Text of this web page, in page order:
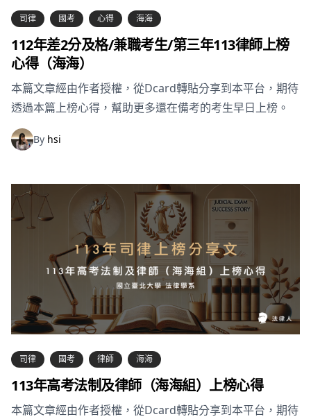
司律 國考 心得 海海
112年差2分及格/兼職考生/第三年113律師上榜
心得（海海）
本篇文章經由作者授權，從Dcard轉貼分享到本平台，期待
透過本篇上榜心得，幫助更多還在備考的考生早日上榜。
By hsi
司律 國考 律師 海海
113年高考法制及律師（海海組）上榜心得
本篇文章經由作者授權，從Dcard轉貼分享到本平台，期待